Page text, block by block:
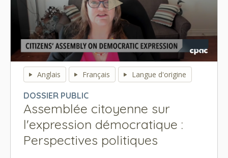
seconds
seconds
Anglais Français Langue d'origine
DOSSIER PUBLIC
Assemblée citoyenne sur
l'expression démocratique :
Perspectives politiques